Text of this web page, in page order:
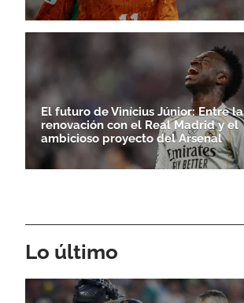
El futuro de Vinícius Júnior: Entre la
renovación con el Real Madrid y el
ambicioso proyecto del Arsenal
Lo último